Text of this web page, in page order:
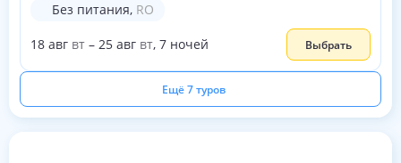
Без питания, RO
18 авг вт – 25 авг вт, 7 ночей Выбрать
Ещё 7 туров